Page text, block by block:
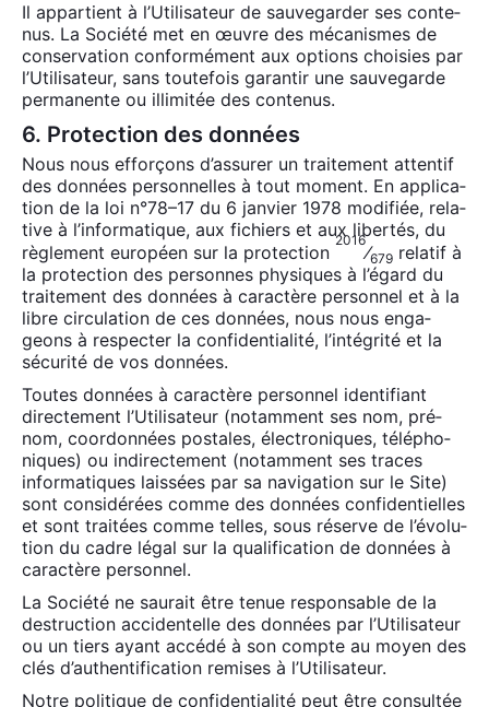
Il appar­tient à l’U­ti­li­sa­teur de sau­ve­gar­der ses conte­
nus. La Socié­té met en œuvre des méca­nismes de
conser­va­tion confor­mé­ment aux options choi­sies par
l’U­ti­li­sa­teur, sans tou­te­fois garan­tir une sau­ve­garde
per­ma­nente ou illi­mi­tée des conte­nus.
6. Protection des données
Nous nous effor­çons d’as­su­rer un trai­te­ment atten­tif
des don­nées per­son­nelles à tout moment. En appli­ca­
tion de la loi n°78–17 du 6 jan­vier 1978 modi­fiée, rela­
tive à l’in­for­ma­tique, aux fichiers et aux liber­tés, du
règle­ment euro­péen sur la pro­tec­tion
2016
⁄679 rela­tif à
la pro­tec­tion des per­sonnes phy­siques à l’égard du
trai­te­ment des don­nées à carac­tère per­son­nel et à la
libre cir­cu­la­tion de ces don­nées, nous nous enga­
geons à res­pec­ter la confi­den­tia­li­té, l’in­té­gri­té et la
sécu­ri­té de vos don­nées.
Toutes don­nées à carac­tère per­son­nel iden­ti­fiant
direc­te­ment l’Utilisateur (notam­ment ses nom, pré­
nom, coor­don­nées pos­tales, élec­tro­niques, télé­pho­
niques) ou indi­rec­te­ment (notam­ment ses traces
infor­ma­tiques lais­sées par sa navi­ga­tion sur le Site)
sont consi­dé­rées comme des don­nées confi­den­tielles
et sont trai­tées comme telles, sous réserve de l’é­vo­lu­
tion du cadre légal sur la qua­li­fi­ca­tion de don­nées à
carac­tère per­son­nel.
La Socié­té ne sau­rait être tenue res­pon­sable de la
des­truc­tion acci­den­telle des don­nées par l’Utilisateur
ou un tiers ayant accé­dé à son compte au moyen des
clés d’authentification remises à l’Utilisateur.
Notre poli­tique de confi­den­tia­li­té peut être consul­tée